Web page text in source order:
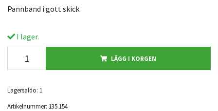
Pannband i gott skick.
I lager.
LÄGG I KORGEN
Lagersaldo: 1
Artikelnummer: 135.154